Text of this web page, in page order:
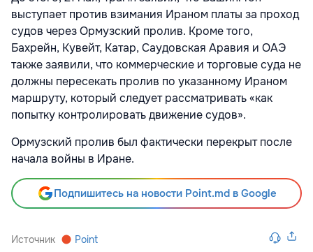
выступает против взимания Ираном платы за проход
судов через Ормузский пролив. Кроме того,
Бахрейн, Кувейт, Катар, Саудовская Аравия и ОАЭ
также заявили, что коммерческие и торговые суда не
должны пересекать пролив по указанному Ираном
маршруту, который следует рассматривать «как
попытку контролировать движение судов».
Ормузский пролив был фактически перекрыт после
начала войны в Иране.
Подпишитесь на новости Point.md в Google
Источник Point